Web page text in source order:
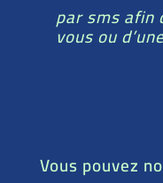
par sms afin
vous ou
Vous pouvez